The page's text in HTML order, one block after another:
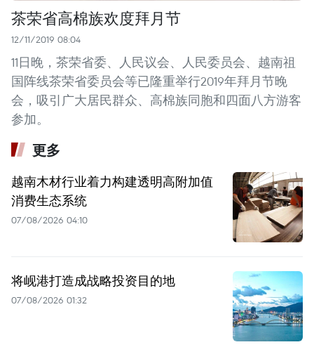
茶荣省高棉族欢度拜月节
12/11/2019 08:04
11日晚，茶荣省委、人民议会、人民委员会、越南祖
国阵线茶荣省委员会等已隆重举行2019年拜月节晚
会，吸引广大居民群众、高棉族同胞和四面八方游客
参加。
更多
越南木材行业着力构建透明高附加值
消费生态系统
07/08/2026 04:10
将岘港打造成战略投资目的地
07/08/2026 01:32